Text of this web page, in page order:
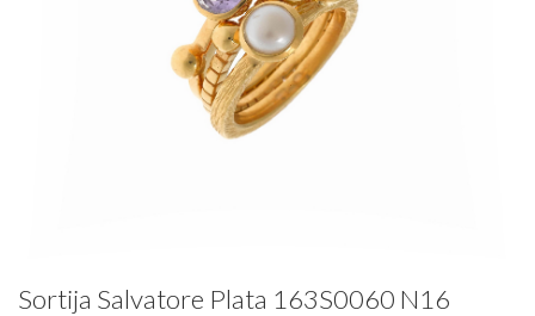
Sortija Salvatore Plata 163S0060 N16